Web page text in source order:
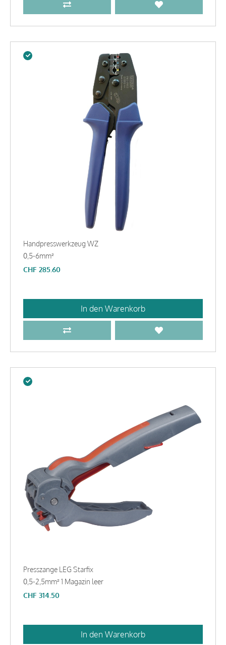
Handpresswerkzeug WZ
0,5-6mm²
CHF 285.60
In den Warenkorb
Presszange LEG Starfix
0,5-2,5mm² 1 Magazin leer
CHF 314.50
In den Warenkorb